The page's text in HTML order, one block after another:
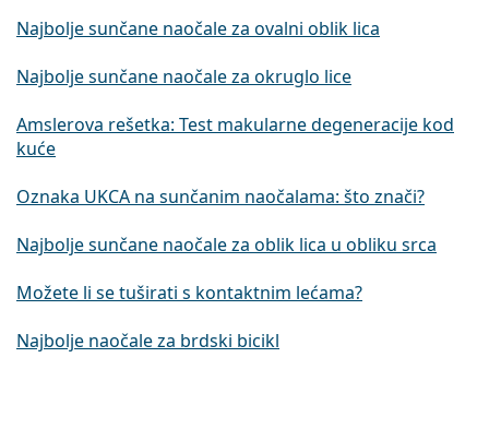
Najbolje sunčane naočale za ovalni oblik lica
Najbolje sunčane naočale za okruglo lice
Amslerova rešetka: Test makularne degeneracije kod
kuće
Oznaka UKCA na sunčanim naočalama: što znači?
Najbolje sunčane naočale za oblik lica u obliku srca
Možete li se tuširati s kontaktnim lećama?
Najbolje naočale za brdski bicikl